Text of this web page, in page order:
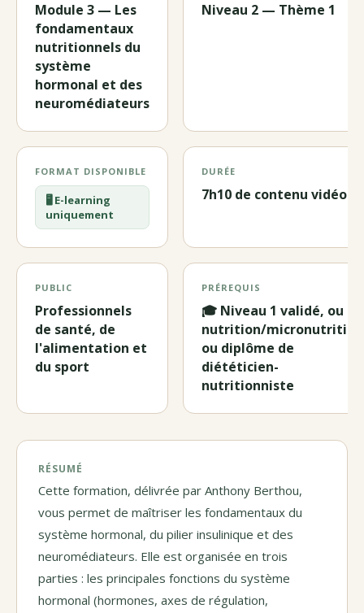
Module 3 — Les
fondamentaux
nutritionnels du
système
hormonal et des
neuromédiateurs
Niveau 2 — Thème 1
FORMAT DISPONIBLE
🖥️ E-learning
uniquement
DURÉE
7h10 de contenu vidéo
PUBLIC
Professionnels
de santé, de
l'alimentation et
du sport
PRÉREQUIS
🎓 Niveau 1 validé, ou
nutrition/
ou diplôme de
diététicien-
nutritionniste
RÉSUMÉ
Cette formation, délivrée par Anthony Berthou,
vous permet de maîtriser les fondamentaux du
système hormonal, du pilier insulinique et des
neuromédiateurs. Elle est organisée en trois
parties : les principales fonctions du système
hormonal (hormones, axes de régulation,